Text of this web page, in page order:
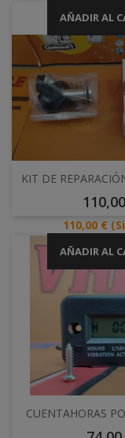
AÑADIR AL
KIT DE
Precio
Precio
110,00 €
AÑADIR AL
CUENTAHORAS